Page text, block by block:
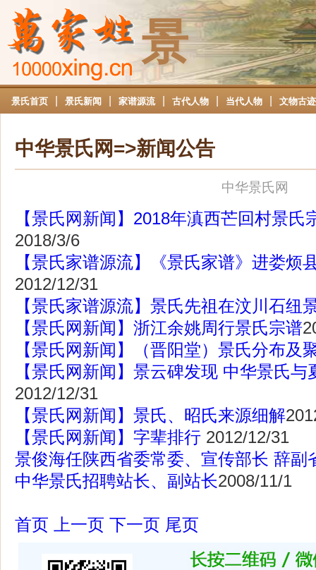
景
景氏首页 景氏新闻 家谱源流 古代人物 当代人物 文物古迹
中华景氏网=>新闻公告
中华景氏网
【景氏网新闻】2018年滇西芒回村景氏
2018/3/6
【景氏家谱源流】《景氏家谱》进娄烦
2012/12/31
【景氏家谱源流】景氏先祖在汶川石纽
【景氏网新闻】浙江余姚周行景氏宗谱
【景氏网新闻】（晋阳堂）景氏分布及
【景氏网新闻】景云碑发现 中华景氏与
2012/12/31
【景氏网新闻】景氏、昭氏来源细解
【景氏网新闻】字辈排行 2012/12/31
景俊海任陕西省委常委、宣传部长 辞副
中华景氏招聘站长、副站长2008/11/1
首页 上一页 下一页 尾页